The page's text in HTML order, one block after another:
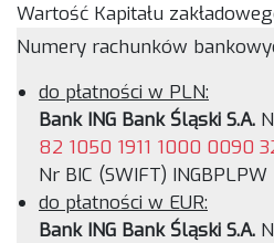
Wartość Kapitału
Numery rachunków
do płatności w PLN:
Bank ING Bank Śląski S.A.
82 1050 1911 1000 0090
Nr BIC (SWIFT) INGBPLPW
do płatności w EUR:
Bank ING Bank Śląski S.A.